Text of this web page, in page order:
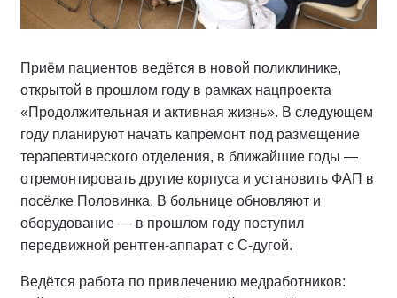
Приём пациентов ведётся в новой поликлинике,
открытой в прошлом году в рамках нацпроекта
«Продолжительная и активная жизнь». В следующем
году планируют начать капремонт под размещение
терапевтического отделения, в ближайшие годы —
отремонтировать другие корпуса и установить ФАП в
посёлке Половинка. В больнице обновляют и
оборудование — в прошлом году поступил
передвижной рентген-аппарат с С-дугой.
Ведётся работа по привлечению медработников: